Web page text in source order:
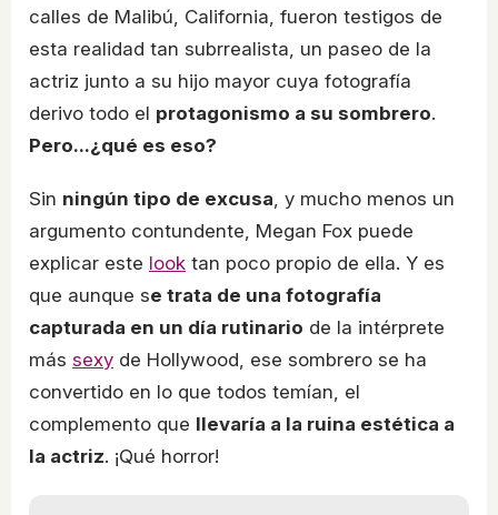
calles de Malibú, California, fueron testigos de
esta realidad tan subrrealista, un paseo de la
actriz junto a su hijo mayor cuya fotografía
derivo todo el protagonismo a su sombrero.
Pero...¿qué es eso?
Sin ningún tipo de excusa, y mucho menos un
argumento contundente, Megan Fox puede
explicar este look tan poco propio de ella. Y es
que aunque se trata de una fotografía
capturada en un día rutinario de la intérprete
más sexy de Hollywood, ese sombrero se ha
convertido en lo que todos temían, el
complemento que llevaría a la ruina estética a
la actriz. ¡Qué horror!